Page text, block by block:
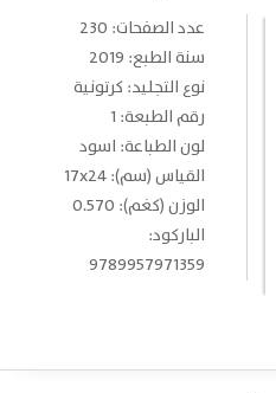
عدد الصفحات: 230
سنة الطبع: 2019
نوع التجليد: كرتونية
رقم الطبعة: 1
لون الطباعة: اسود
القياس (سم): 17x24
الوزن (كغم): 0.570
الباركود:
9789957971359